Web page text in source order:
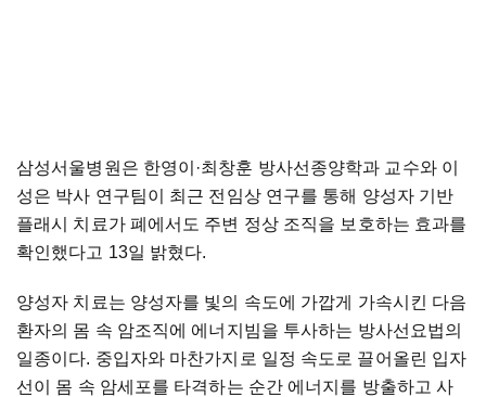
삼성서울병원은 한영이·최창훈 방사선종양학과 교수와 이
성은 박사 연구팀이 최근 전임상 연구를 통해 양성자 기반
플래시
치료가 폐에서도 주변 정상 조직을 보호하는 효과를
확인했다고 13일 밝혔다.
양성자 치료는 양성자를 빛의 속도에 가깝게 가속시킨 다음
환자의 몸 속 암조직에 에너지빔을 투사하는 방사선요법의
일종이다. 중입자와 마찬가지로 일정 속도로 끌어올린 입자
선이
몸 속 암세포를 타격하는 순간 에너지를 방출하고 사